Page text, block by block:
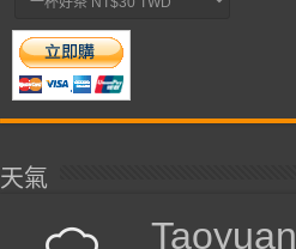
天氣
Taoyuan